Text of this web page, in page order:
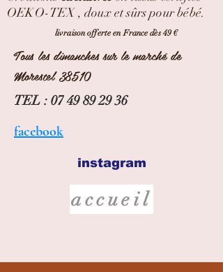
livraison offerte en France dès 49 €
Tous les dimanches sur le marché de
Morestel 38510
facebook
TEL : 07 49 89 29 36
instagram
OEKO-TEX , doux et sûrs pour bébé.
accueil